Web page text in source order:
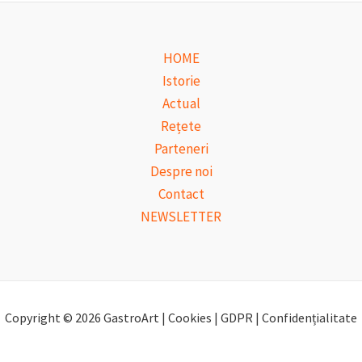
HOME
Istorie
Actual
Rețete
Parteneri
Despre noi
Contact
NEWSLETTER
Copyright © 2026 GastroArt | Cookies | GDPR | Confidențialitate